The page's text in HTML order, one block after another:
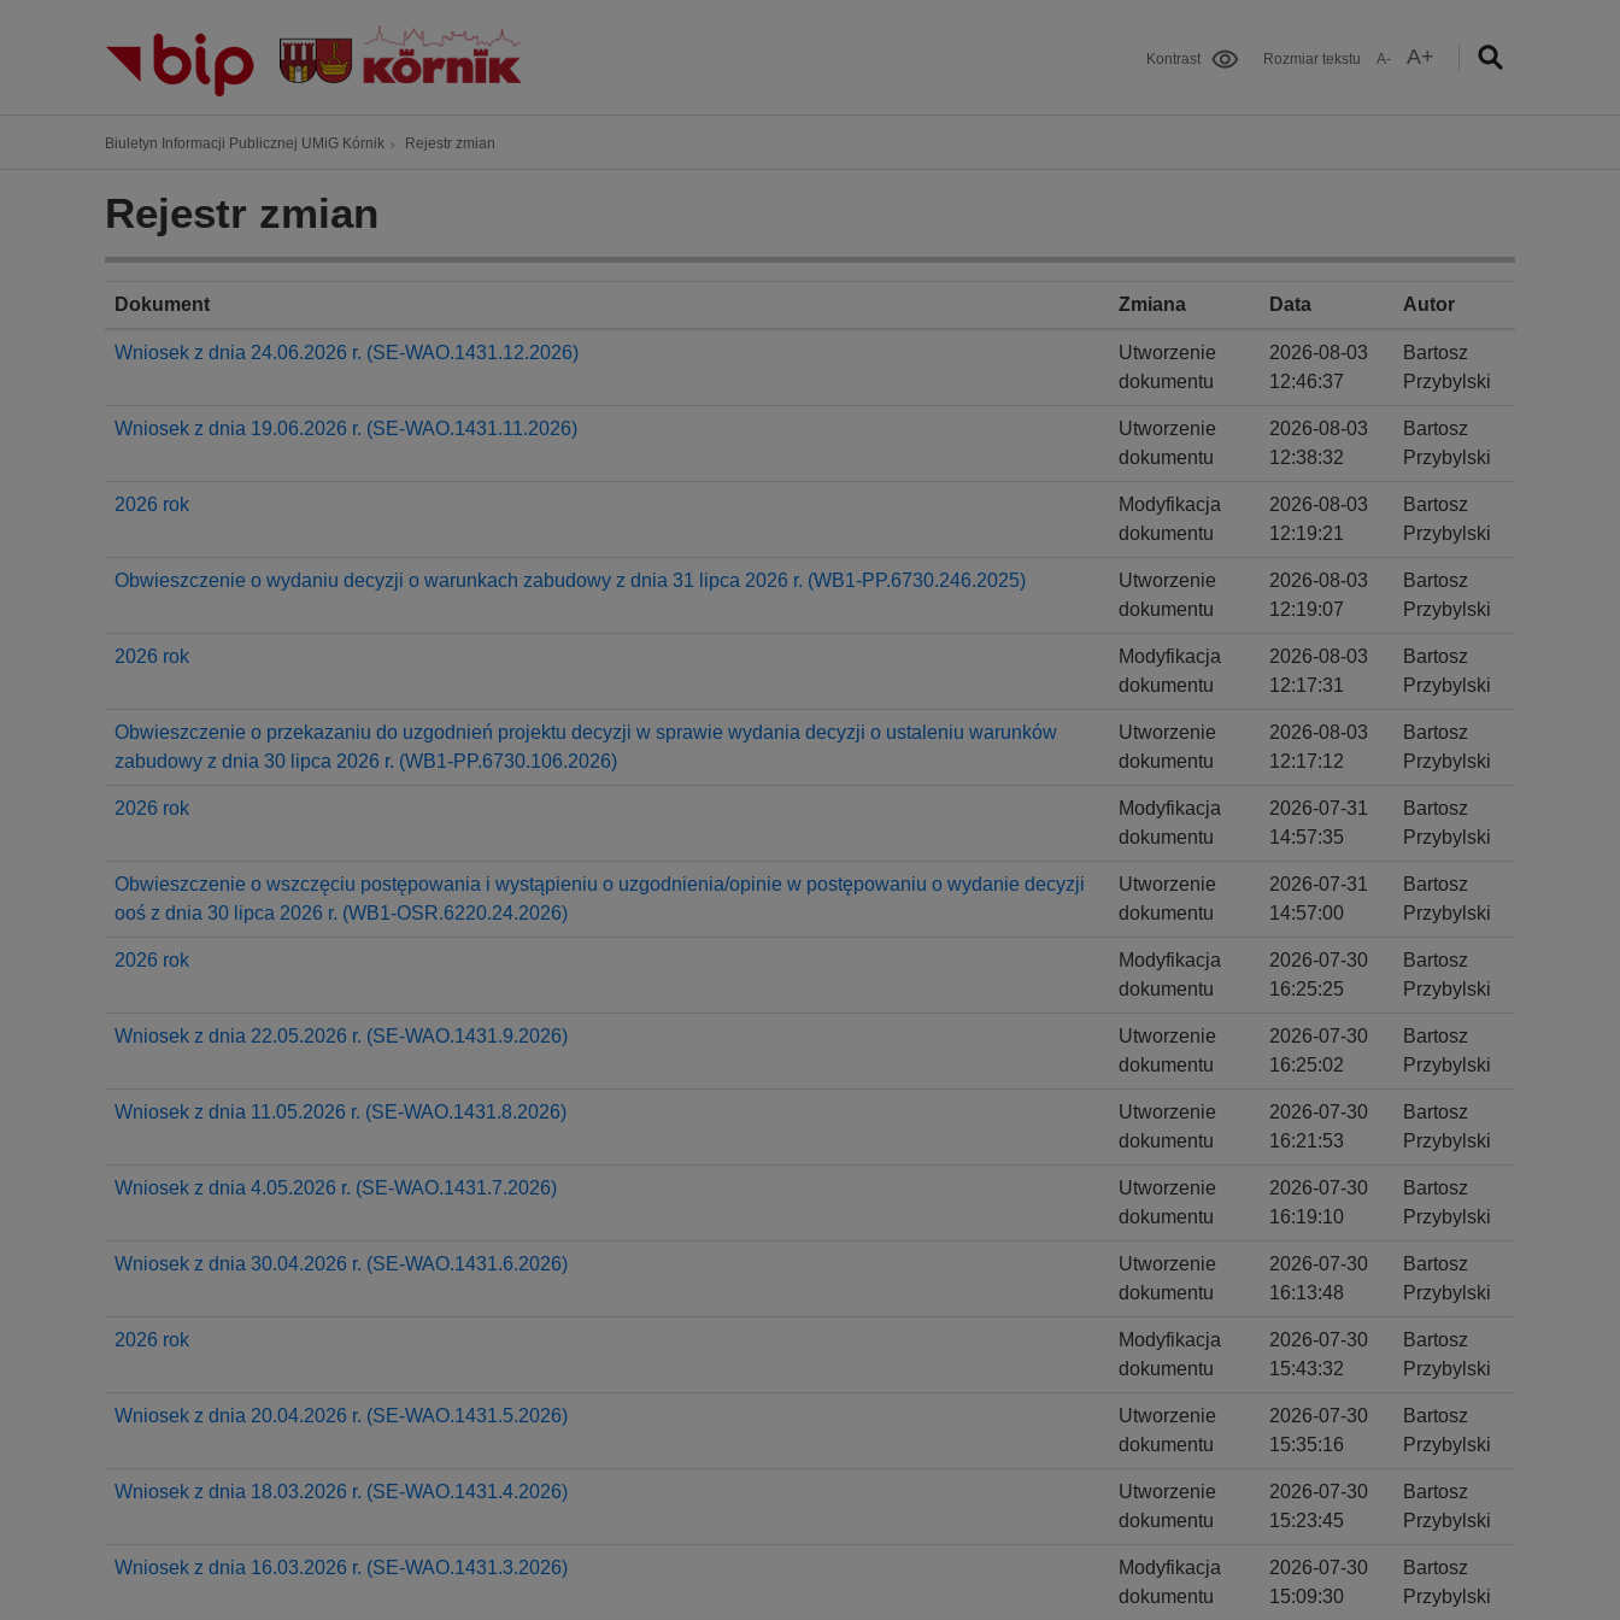
Kontrast Rozmiar tekstu A- A+
Ś
i
e
ż
n
Biuletyn Informacji Publicznej UMiG Kórnik Rejestr zmian
Rejestr zmian
Dokument Zmiana Data Autor
Wniosek z dnia 24.06.2026 r. (SE-WAO.1431.12.2026)
Utworzenie
dokumentu
2026-08-03
12:46:37
Bartosz
Przybylski
Wniosek z dnia 19.06.2026 r. (SE-WAO.1431.11.2026)
Utworzenie
dokumentu
2026-08-03
12:38:32
Bartosz
Przybylski
2026 rok
Modyfikacja
dokumentu
2026-08-03
12:19:21
Bartosz
Przybylski
Obwieszczenie o wydaniu decyzji o warunkach zabudowy z dnia 31 lipca 2026 r. (WB1-PP.6730.246.2025)
Utworzenie
dokumentu
2026-08-03
12:19:07
Bartosz
Przybylski
2026 rok
Modyfikacja
dokumentu
2026-08-03
12:17:31
Bartosz
Przybylski
Obwieszczenie o przekazaniu do uzgodnień projektu decyzji w sprawie wydania decyzji o ustaleniu warunków
zabudowy z dnia 30 lipca 2026 r. (WB1-PP.6730.106.2026)
Utworzenie
dokumentu
2026-08-03
12:17:12
Bartosz
Przybylski
2026 rok
Modyfikacja
dokumentu
2026-07-31
14:57:35
Bartosz
Przybylski
Obwieszczenie o wszczęciu postępowania i wystąpieniu o uzgodnienia/opinie w postępowaniu o wydanie decyzji
ooś z dnia 30 lipca 2026 r. (WB1-OSR.6220.24.2026)
Utworzenie
dokumentu
2026-07-31
14:57:00
Bartosz
Przybylski
2026 rok
Modyfikacja
dokumentu
2026-07-30
16:25:25
Bartosz
Przybylski
Wniosek z dnia 22.05.2026 r. (SE-WAO.1431.9.2026)
Utworzenie
dokumentu
2026-07-30
16:25:02
Bartosz
Przybylski
Wniosek z dnia 11.05.2026 r. (SE-WAO.1431.8.2026)
Utworzenie
dokumentu
2026-07-30
16:21:53
Bartosz
Przybylski
Wniosek z dnia 4.05.2026 r. (SE-WAO.1431.7.2026)
Utworzenie
dokumentu
2026-07-30
16:19:10
Bartosz
Przybylski
Wniosek z dnia 30.04.2026 r. (SE-WAO.1431.6.2026)
Utworzenie
dokumentu
2026-07-30
16:13:48
Bartosz
Przybylski
2026 rok
Modyfikacja
dokumentu
2026-07-30
15:43:32
Bartosz
Przybylski
Wniosek z dnia 20.04.2026 r. (SE-WAO.1431.5.2026)
Utworzenie
dokumentu
2026-07-30
15:35:16
Bartosz
Przybylski
Wniosek z dnia 18.03.2026 r. (SE-WAO.1431.4.2026)
Utworzenie
dokumentu
2026-07-30
15:23:45
Bartosz
Przybylski
Wniosek z dnia 16.03.2026 r. (SE-WAO.1431.3.2026)
Modyfikacja
dokumentu
2026-07-30
15:09:30
Bartosz
Przybylski